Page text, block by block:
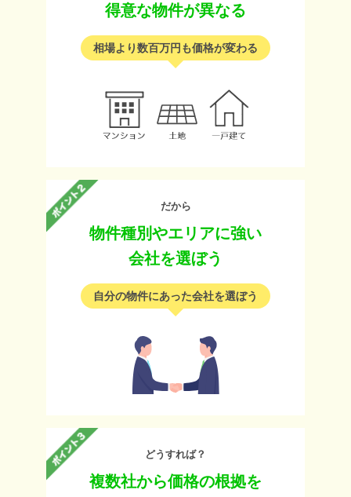
得意な物件が異なる
相場より数百万円も価格が変わる
だから
物件種別やエリアに強い
会社を選ぼう
自分の物件にあった会社を選ぼう
どうすれば？
複数社から価格の根拠を